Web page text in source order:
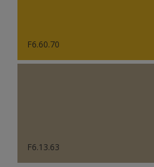
F6.60.70
F6.13.63